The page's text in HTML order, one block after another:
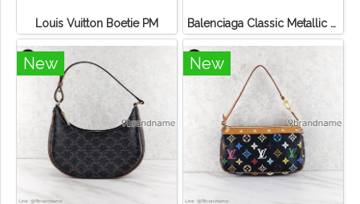
Louis Vuitton Boetie PM Balenciaga Classic Metallic Edge City Bag
New New